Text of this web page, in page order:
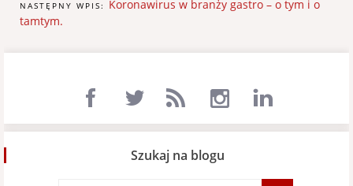
NASTĘPNY WPIS: Koronawirus w branży gastro – o tym i o
tamtym.
Szukaj na blogu